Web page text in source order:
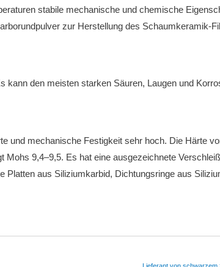
stabile mechanische und chemische
zur Herstellung des Schaumkeramik-
kann den meisten starken Säuren, Laugen und
und mechanische Festigkeit sehr hoch. Die Härte
Mohs 9,4–9,5. Es hat eine ausgezeichnete
aus Siliziumkarbid, Dichtungsringe aus